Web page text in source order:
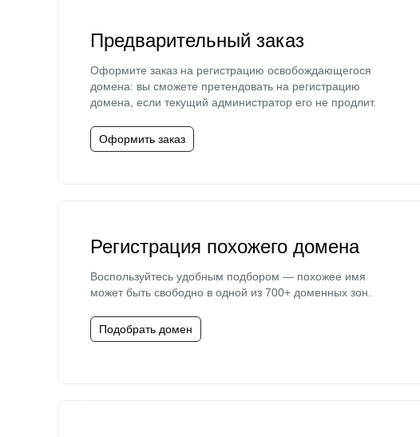
Предварительный заказ
Оформите заказ на регистрацию освобождающегося
домена: вы сможете претендовать на регистрацию
домена, если текущий администратор его не продлит.
Оформить заказ
Регистрация похожего домена
Воспользуйтесь удобным подбором — похожее имя
может быть свободно в одной из 700+ доменных зон.
Подобрать домен